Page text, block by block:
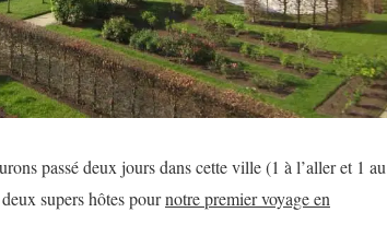
passé deux jours dans cette ville (1 à l’aller et 1 au
supers hôtes pournotre premier voyage en